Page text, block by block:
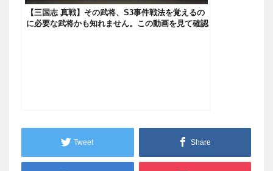
【三国志 真戦】その武将、S3事件戦法を覚えるの
に必要な武将かも知れません。この動画を見て確認
Tweet Share